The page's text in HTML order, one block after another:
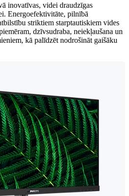
inovatīvas, videi draudzīgas
Energoefektivitāte, pilnībā
striktiem starptautiskiem vides
dzīvsudraba, neiekļaušana un
kā palīdzēt nodrošināt gaišāku